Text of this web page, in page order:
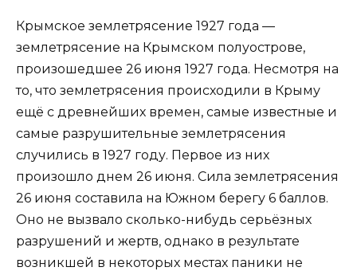
Крымское землетрясение 1927 года —
землетрясение на Крымском полуострове,
произошедшее 26 июня 1927 года. Несмотря на
то, что землетрясения происходили в Крыму
ещё с древнейших времен, самые известные и
самые разрушительные землетрясения
случились в 1927 году. Первое из них
произошло днем 26 июня. Сила землетрясения
26 июня составила на Южном берегу 6 баллов.
Оно не вызвало сколько-нибудь серьёзных
разрушений и жертв, однако в результате
возникшей в некоторых местах паники не